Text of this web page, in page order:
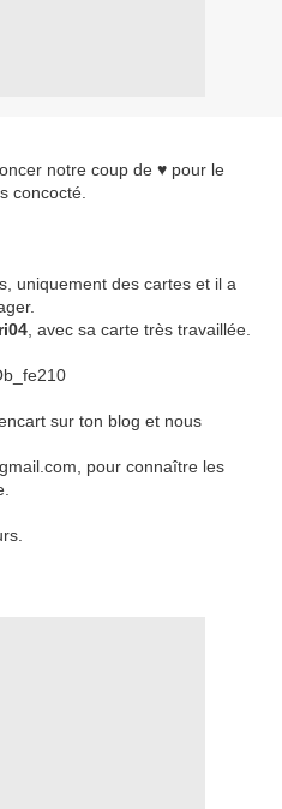
notre coup de ♥ pour le
concocté.
uniquement des cartes et il a
, avec sa carte très travaillée.
sur ton blog et nous
pour connaître les